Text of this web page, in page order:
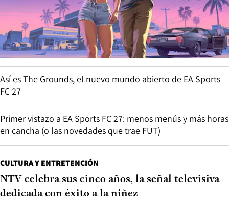
Así es The Grounds, el nuevo mundo abierto de EA Sports
FC 27
Primer vistazo a EA Sports FC 27: menos menús y más horas
en cancha (o las novedades que trae FUT)
CULTURA Y ENTRETENCIÓN
NTV celebra sus cinco años, la señal televisiva
dedicada con éxito a la niñez